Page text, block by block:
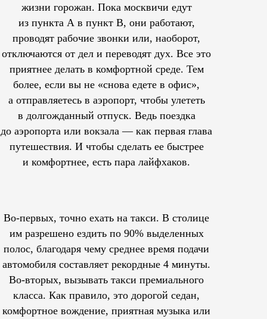
жизни горожан. Пока москвичи едут
из пункта А в пункт В, они работают,
проводят рабочие звонки или, наоборот,
отключаются от дел и переводят дух. Все это
приятнее делать в комфортной среде. Тем
более, если вы не «снова едете в офис»,
а отправляетесь в аэропорт, чтобы улететь
в долгожданный отпуск. Ведь поездка
до аэропорта или вокзала — как первая глава
путешествия. И чтобы сделать ее быстрее
и комфортнее, есть пара лайфхаков.
Во-первых, точно ехать на такси. В столице
им разрешеноездить по 90% выделенных
полос, благодаря чему среднее время подачи
автомобиля составляет рекордные 4 минуты.
Во-вторых, вызывать такси премиального
класса. Как правило, это дорогой седан,
комфортное вождение, приятная музыка или